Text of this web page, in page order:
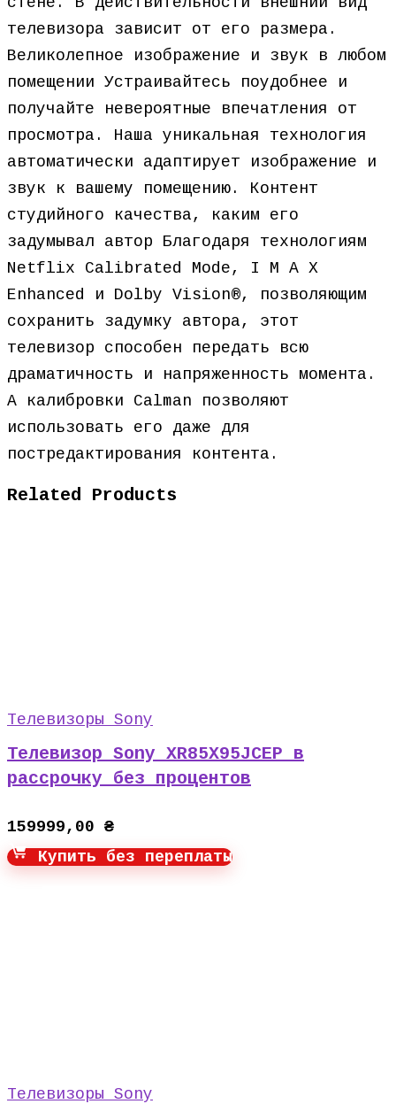
телевизора зависит от его размера.
Великолепное изображение и звук в любом
помещении Устраивайтесь поудобнее и
получайте невероятные впечатления от
просмотра. Наша уникальная технология
автоматически адаптирует изображение и
звук к вашему помещению. Контент
студийного качества, каким его
задумывал автор Благодаря технологиям
Netflix Calibrated Mode, I M A X
Enhanced и Dolby Vision®, позволяющим
сохранить задумку автора, этот
телевизор способен передать всю
драматичность и напряженность момента.
А калибровки Calman позволяют
использовать его даже для
постредактирования контента.
Related Products
Телевизоры Sony
Телевизор Sony XR85X95JCEP в
рассрочку без процентов
159999,00 ₴
Купить без переплаты
Телевизоры Sony